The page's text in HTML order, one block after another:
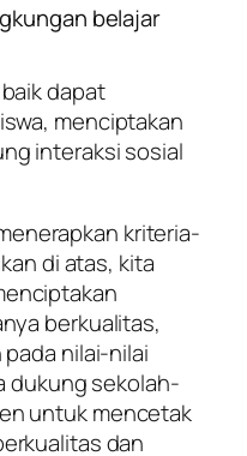
belajar
dapat
menciptakan
interaksi sosial
kriteria-
di atas, kita
berkualitas,
nilai-nilai
dukung sekolah-
untuk mencetak
dan